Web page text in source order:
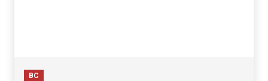
BC